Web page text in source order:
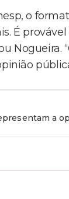
o
É
Nogueira.
a